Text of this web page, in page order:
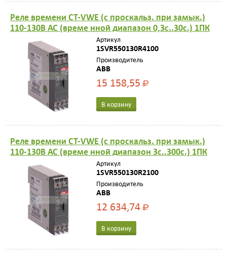
Реле времени CT-VWE (с проскальз. при замык.)
110-130В АС (време нной диапазон 0,3с..30с.) 1ПК
Артикул
1SVR550130R4100
Производитель
ABB
15 158,55Р
В корзину
Реле времени CT-VWE (с проскальз. при замык.)
110-130В АС (време нной диапазон 3с..300с.) 1ПК
Артикул
1SVR550130R2100
Производитель
ABB
12 634,74Р
В корзину